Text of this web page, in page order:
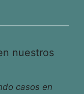
nuestros
casos en